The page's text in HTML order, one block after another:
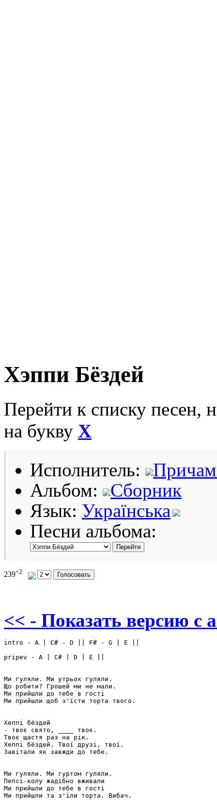
Хэппи Бёздей
Перейти к списку песен,
на букву Х
Исполнитель:
Альбом:
Сборник
Язык: Українська
Песни альбома:
239+2
<< - Показать версию c
intro - A | C# - D || F# - G | E ||
pripev - A | C# | D | E ||
Ми гуляли. Ми утрьох гуляли.
Що робити? Грошей ми не мали.
Ми прийшли до тебе в гості
Ми прийшли щоб з'їсти торта твого.
Хеппі бёздей
- твоє свято, ____ твоє.
Твоє щастя раз на рік.
Хеппі бёздей. Твої друзі, твої.
Завітали як завжди до тебе.
Ми гуляли. Ми гуртом гуляли.
Пепсі-колу жадібно вживали
Ми прийшли до тебе в гості
Ми прийшли та з'їли торта. Вибач.